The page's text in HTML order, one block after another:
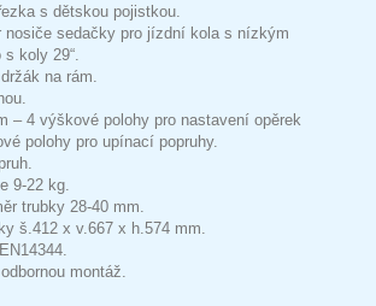
s dětskou pojistkou.
nosiče sedačky pro jízdní kola s nízkým
koly 29“.
na rám.
– 4 výškové polohy pro nastavení opěrek
polohy pro upínací popruhy.
9-22 kg.
trubky 28-40 mm.
š.412 x v.667 x h.574 mm.
montáž.